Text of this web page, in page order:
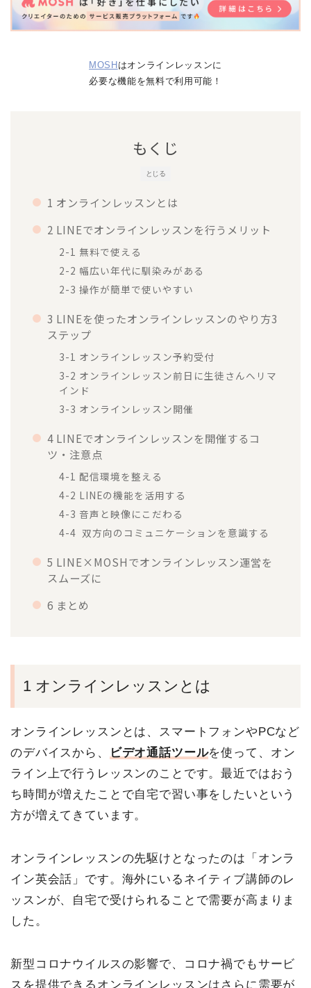
MOSH はオンラインレッスンに
必要な機能を無料で利用可能！
とじる
もくじ
1 オンラインレッスンとは
2 LINEでオンラインレッスンを行うメリット
2-1 無料で使える
2-2 幅広い年代に馴染みがある
2-3 操作が簡単で使いやすい
3 LINEを使ったオンラインレッスンのやり方3
ステップ
3-1 オンラインレッスン予約受付
3-2 オンラインレッスン前日に生徒さんへリマ
インド
3-3 オンラインレッスン開催
4 LINEでオンラインレッスンを開催するコ
ツ・注意点
4-1 配信環境を整える
4-2 LINEの機能を活用する
4-3 音声と映像にこだわる
4-4 双方向のコミュニケーションを意識する
5 LINE×MOSHでオンラインレッスン運営を
スムーズに
6 まとめ
1 オンラインレッスンとは
オンラインレッスンとは、スマートフォンやPCなど
のデバイスから、
ビデオ通話ツールを使って、オン
ライン上で行うレッスンのことです。最近ではおう
ち時間が増えたことで自宅で習い事をしたいという
方が増えてきています。
オンラインレッスンの先駆けとなったのは「オンラ
イン英会話」です。海外にいるネイティブ講師のレ
ッスンが、自宅で受けられることで需要が高まりま
した。
新型コロナウイルスの影響で、コロナ禍でもサービ
スを提供できるオンラインレッスンはさらに需要が